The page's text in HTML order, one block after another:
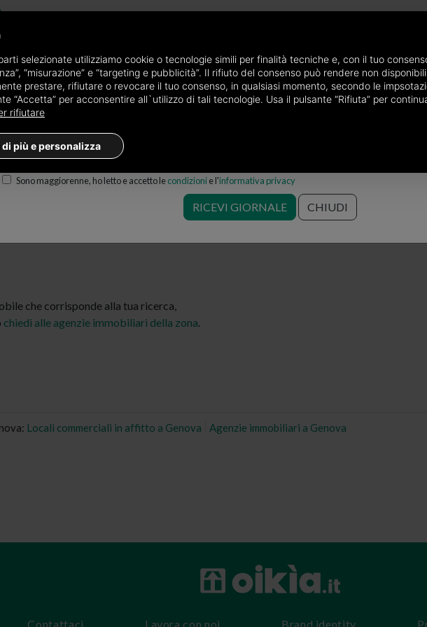
Locali commerciali in vendita in provincia di Genova Locali commerciali in vendita a Genova
perlocali commerciali in vendita a Genova Mele
che corrisponde alla tua ricerca,
chiedi alle agenzie immobiliari della zona.
Locali commerciali in affitto a Genova Agenzie immobiliari a Genova
Edizione
×Genova
Sono maggiorenne, ho letto e accetto lecondizionie l'informativa privacy
RICEVI GIORNALE CHIUDI
Contattaci Lavora con noi Brand identity
selezionate utilizziamo cookie o tecnologie simili per finalità tecniche e, con il tuo
“misurazione” e “targeting e pubblicità”. Il rifiuto del consenso può rendere non
prestare, rifiutare o revocare il tuo consenso, in qualsiasi momento, secondo le
“Accetta” per acconsentire all`utilizzo di tali tecnologie. Usa il pulsante “Rifiuta” per
rifiutare
più e personalizza